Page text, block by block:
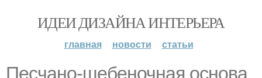
ИДЕИ ДИЗАЙНА ИНТЕРЬЕРА
главная новости статьи
Песчано-щебеночная основа